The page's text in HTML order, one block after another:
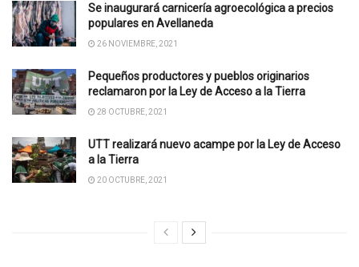
Se inaugurará carnicería agroecológica a precios
populares en Avellaneda
26 NOVIEMBRE, 2021
Pequeños productores y pueblos originarios
reclamaron por la Ley de Acceso a la Tierra
28 OCTUBRE, 2021
UTT realizará nuevo acampe por la Ley de Acceso
a la Tierra
20 OCTUBRE, 2021